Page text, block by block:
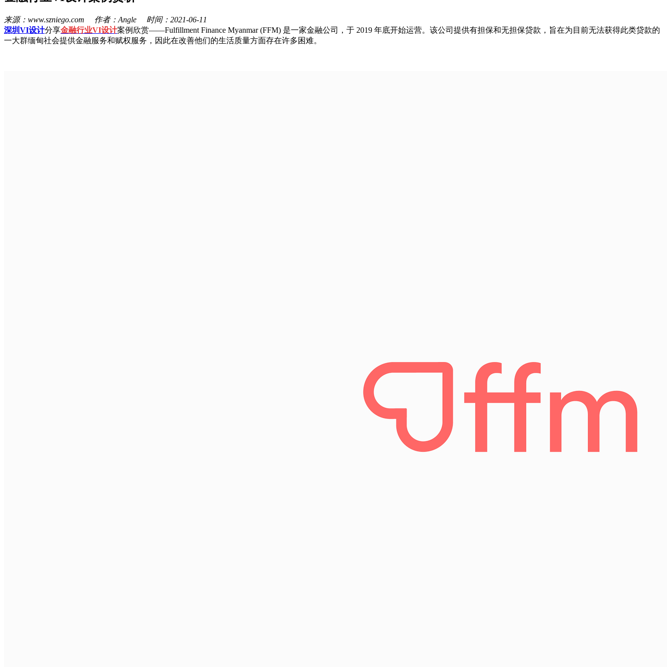
来源：www.szniego.com 作者：Angle 时间：2021-06-11
深圳VI设计分享金融行业VI设计案例欣赏——Fulfillment Finance Myanmar (FFM) 是一家金融公司，于 2019 年底开始运营。该公司提供有担保和无担保贷款，旨在为目前无法获得此类贷款的
一大群缅甸社会提供金融服务和赋权服务，因此在改善他们的生活质量方面存在许多困难。